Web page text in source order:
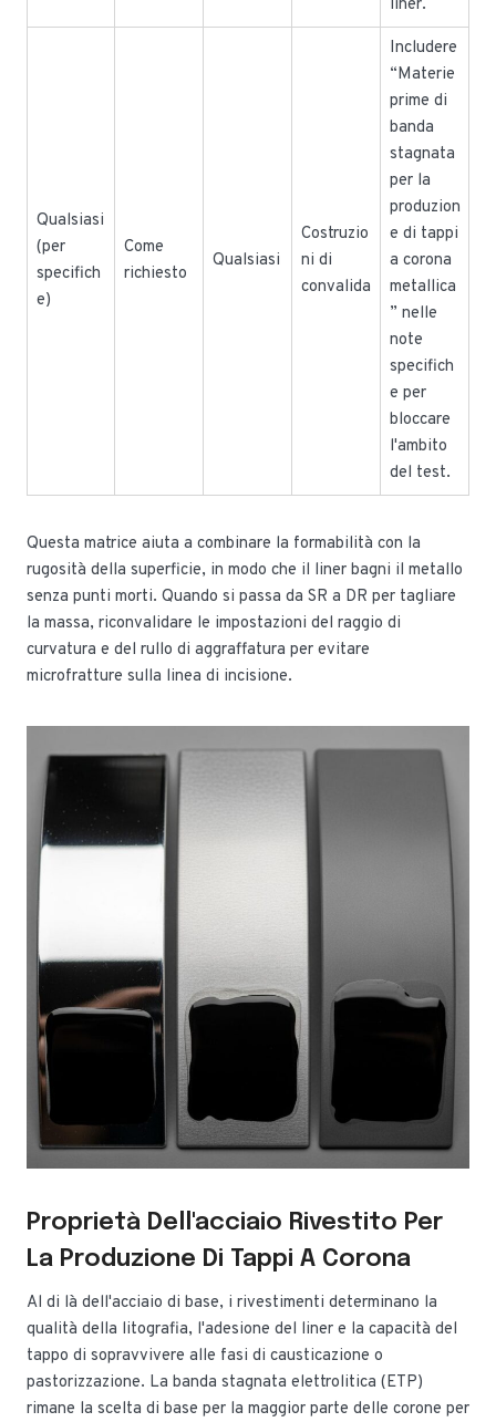
liner.
Qualsiasi
(per
specifich
e)
Come
richiesto
Qualsiasi
Costruzio
ni di
convalida
Includere
“Materie
prime di
banda
stagnata
per la
produzion
e di tappi
a corona
metallica
” nelle
note
specifich
e per
bloccare
l'ambito
del test.
Questa matrice aiuta a combinare la formabilità con la
rugosità della superficie, in modo che il liner bagni il metallo
senza punti morti. Quando si passa da SR a DR per tagliare
la massa, riconvalidare le impostazioni del raggio di
curvatura e del rullo di aggraffatura per evitare
microfratture sulla linea di incisione.
Proprietà Dell'acciaio Rivestito Per
La Produzione Di Tappi A Corona
Al di là dell'acciaio di base, i rivestimenti determinano la
qualità della litografia, l'adesione del liner e la capacità del
tappo di sopravvivere alle fasi di causticazione o
pastorizzazione. La banda stagnata elettrolitica (ETP)
rimane la scelta di base per la maggior parte delle corone per